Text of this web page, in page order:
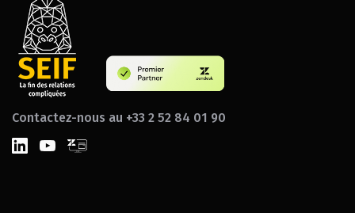
Contactez-nous au +33 2 52 84 01 90